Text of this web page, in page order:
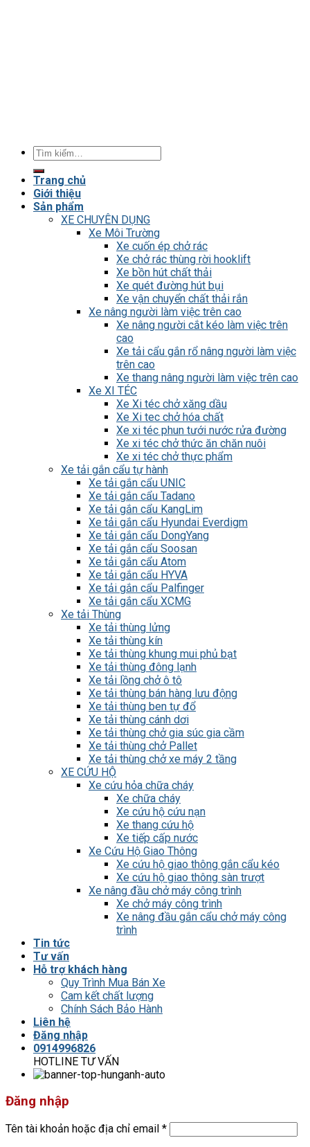
Tìm
kiếm:
Trang chủ
Giới thiệu
Sản phẩm
XE CHUYÊN DỤNG
Xe Môi Trường
Xe cuốn ép chở rác
Xe chở rác thùng rời hooklift
Xe bồn hút chất thải
Xe quét đường hút bụi
Xe vận chuyển chất thải rắn
Xe nâng người làm việc trên cao
Xe nâng người cắt kéo làm việc trên
cao
Xe tải cẩu gắn rổ nâng người làm việc
trên cao
Xe thang nâng người làm việc trên cao
Xe XI TÉC
Xe Xi téc chở xăng dầu
Xe Xi tec chở hóa chất
Xe xi téc phun tưới nước rửa đường
Xe xi téc chở thức ăn chăn nuôi
Xe xi téc chở thực phẩm
Xe tải gắn cẩu tự hành
Xe tải gắn cẩu UNIC
Xe tải gắn cẩu Tadano
Xe tải gắn cẩu KangLim
Xe tải gắn cẩu Hyundai Everdigm
Xe tải gắn cẩu DongYang
Xe tải gắn cẩu Soosan
Xe tải gắn cẩu Atom
Xe tải gắn cẩu HYVA
Xe tải gắn cẩu Palfinger
Xe tải gắn cẩu XCMG
Xe tải Thùng
Xe tải thùng lửng
Xe tải thùng kín
Xe tải thùng khung mui phủ bạt
Xe tải thùng đông lạnh
Xe tải lồng chở ô tô
Xe tải thùng bán hàng lưu động
Xe tải thùng ben tự đổ
Xe tải thùng cánh dơi
Xe tải thùng chở gia súc gia cầm
Xe tải thùng chở Pallet
Xe tải thùng chở xe máy 2 tầng
XE CỨU HỘ
Xe cứu hỏa chữa cháy
Xe chữa cháy
Xe cứu hộ cứu nạn
Xe thang cứu hộ
Xe tiếp cấp nước
Xe Cứu Hộ Giao Thông
Xe cứu hộ giao thông gắn cẩu kéo
Xe cứu hộ giao thông sàn trượt
Xe nâng đầu chở máy công trình
Xe chở máy công trình
Xe nâng đầu gắn cẩu chở máy công
trình
Tin tức
Tư vấn
Hỗ trợ khách hàng
Quy Trình Mua Bán Xe
Cam kết chất lượng
Chính Sách Bảo Hành
Liên hệ
Đăng nhập
0914996826
HOTLINE TƯ VẤN
Đăng nhập
Tên tài khoản hoặc địa chỉ email *